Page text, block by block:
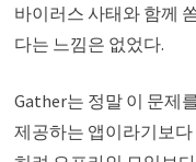
바이러스 사태와 함께
다는 느낌은 없었다.
Gather는 정말 이 문제
제공하는 앱이라기보